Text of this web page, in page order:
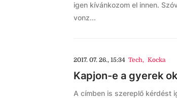
igen kívánkozom el innen.
vonz...
2017. 07. 26., 15:34 Tech, Kocka
Kapjon-e a gyerek
A címben is szereplő kérdést